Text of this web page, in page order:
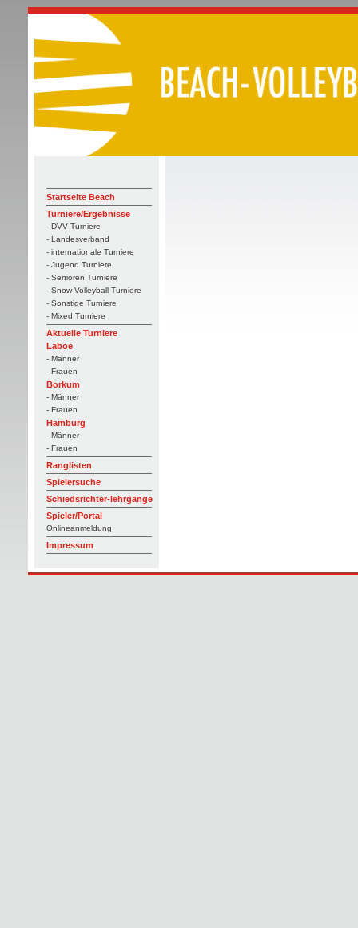
Startseite Beach
Turniere/Ergebnisse
- DVV Turniere
- Landesverband
- internationale Turniere
- Jugend Turniere
- Senioren Turniere
- Snow-Volleyball Turniere
- Sonstige Turniere
- Mixed Turniere
Aktuelle Turniere
Laboe
- Männer
- Frauen
Borkum
- Männer
- Frauen
Hamburg
- Männer
- Frauen
Ranglisten
Spielersuche
Schiedsrichter-lehrgänge
Spieler/Portal
Onlineanmeldung
Impressum